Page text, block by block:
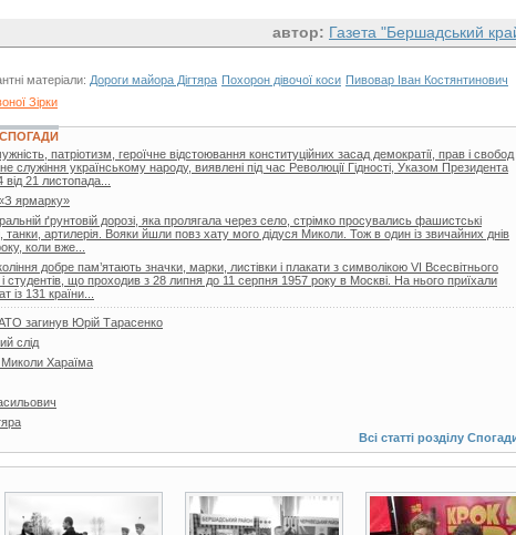
автор: Газета "Бершадський
матеріали: Дороги майора Дігтяра Похорон дівочої коси Пивовар Іван Костянтинович
Зірки
СПОГАДИ
патріотизм, героїчне відстоювання конституційних засад демократії, прав і свобод
служіння українському народу, виявлені під час Революції Гідності, Указом Президента
21 листопада...
«З ярмарку»
ґрунтовій дорозі, яка пролягала через село, стрімко просувались фашистські
танки, артилерія. Вояки йшли повз хату мого дідуся Миколи. Тож в один із звичайних днів
коли вже...
добре пам’ятають значки, марки, листівки і плакати з символікою VI Всесвітнього
студентів, що проходив з 28 липня до 11 серпня 1957 року в Москві. На нього приїхали
із 131 країни...
загинув Юрій Тарасенко
слід
Миколи Хараїма
Всі статті розділу
2 фото 10 фото